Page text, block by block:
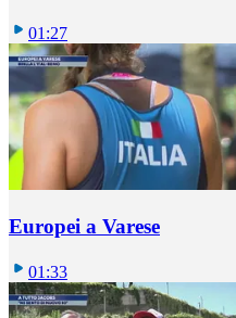
01:27
Europei a Varese
01:33